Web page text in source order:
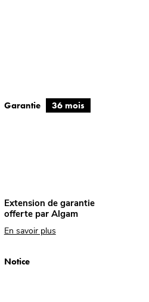
Garantie 36 mois
Extension de garantie
offerte par Algam
En savoir plus
Notice